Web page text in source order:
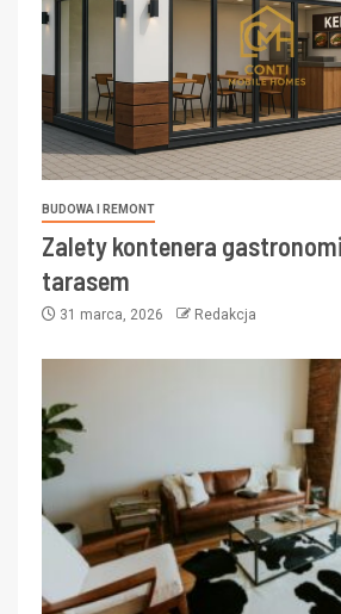
BUDOWA I REMONT
Zalety kontenera
tarasem
31 marca, 2026 Redakcja